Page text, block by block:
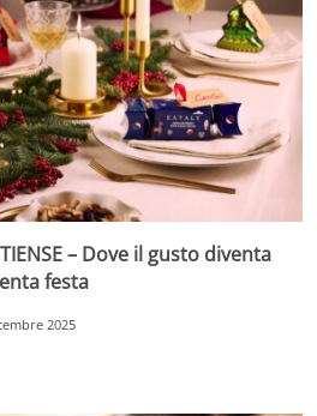
– Dove il gusto diventa
festa
2025